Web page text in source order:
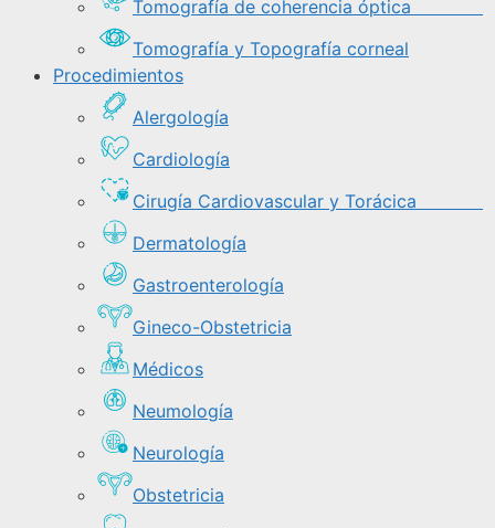
Tomografía de coherencia óptica
Tomografía y Topografía corneal
Procedimientos
Alergología
Cardiología
Cirugía Cardiovascular y Torácica
Dermatología
Gastroenterología
Gineco-Obstetricia
Médicos
Neumología
Neurología
Obstetricia